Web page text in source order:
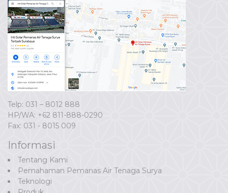
Telp: 031 – 8012 888
HP/WA: +62 811-888-0290
Fax: 031 - 8015 009
Informasi
Tentang Kami
Pemahaman Pemanas Air Tenaga Surya
Teknologi